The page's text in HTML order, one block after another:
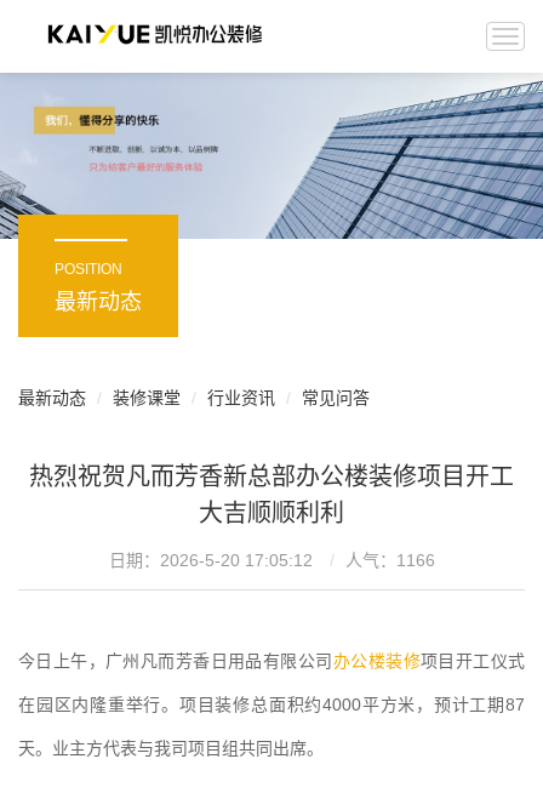
POSITION
最新动态
最新动态 装修课堂 行业资讯 常见问答
热烈祝贺凡而芳香新总部办公楼装修项目开工
大吉顺顺利利
日期：2026-5-20 17:05:12 人气： 1166
今日上午，广州凡而芳香日用品有限公司‌办公楼装修项目开工仪式
在园区内隆重举行。项目装修总面积约4000平方米，预计工期87
天。业主方代表与我司项目组共同出席。